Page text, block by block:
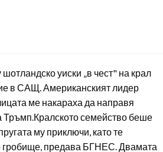
уиски „в чест" на крал
в САЩ. Американският лидер
ме накараха да направя
Тръмп.Кралското семейство беше
му приключи, като те
гробище, предава БГНЕС. Двамата